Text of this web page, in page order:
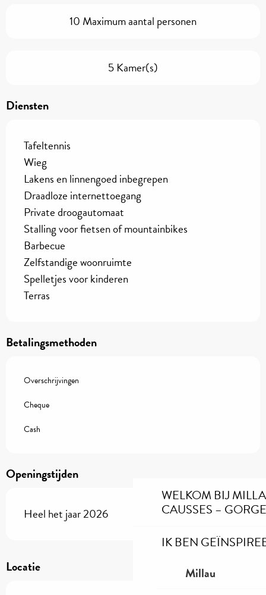
WELKOM BIJ
CAUSSES –
IK BEN
Millau
10 Maximum aantal personen
5 Kamer(s)
Diensten
Tafeltennis
Wieg
Lakens en linnengoed inbegrepen
Draadloze internettoegang
Private droogautomaat
Stalling voor fietsen of mountainbikes
Barbecue
Zelfstandige woonruimte
Spelletjes voor kinderen
Terras
Betalingsmethoden
Overschrijvingen
Cheque
Cash
Openingstijden
Heel het jaar 2026
Locatie